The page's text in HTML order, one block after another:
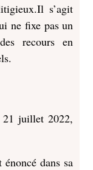
s’agit
ne fixe pas un
recours en
21 juillet 2022,
dans sa